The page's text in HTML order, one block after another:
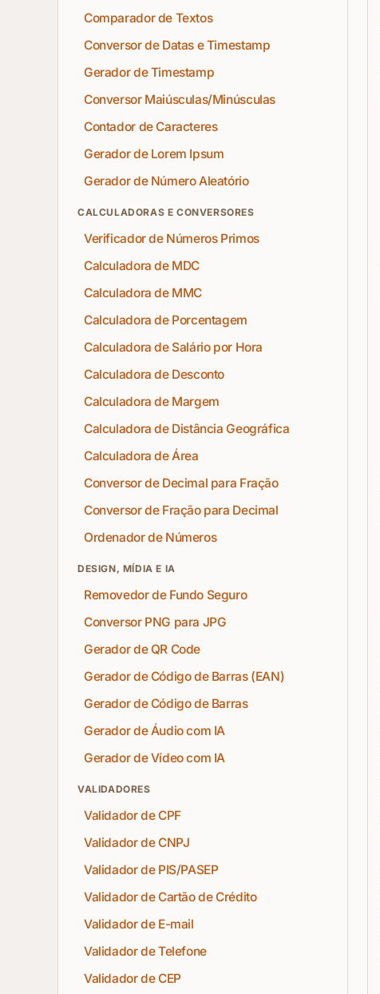
Comparador de Textos
Conversor de Datas e Timestamp
Gerador de Timestamp
Conversor Maiúsculas/Minúsculas
Contador de Caracteres
Gerador de Lorem Ipsum
Gerador de Número Aleatório
CALCULADORAS E CONVERSORES
Verificador de Números Primos
Calculadora de MDC
Calculadora de MMC
Calculadora de Porcentagem
Calculadora de Salário por Hora
Calculadora de Desconto
Calculadora de Margem
Calculadora de Distância Geográfica
Calculadora de Área
Conversor de Decimal para Fração
Conversor de Fração para Decimal
Ordenador de Números
DESIGN, MÍDIA E IA
Removedor de Fundo Seguro
Conversor PNG para JPG
Gerador de QR Code
Gerador de Código de Barras (EAN)
Gerador de Código de Barras
Gerador de Áudio com IA
Gerador de Vídeo com IA
VALIDADORES
Validador de CPF
Validador de CNPJ
Validador de PIS/PASEP
Validador de Cartão de Crédito
Validador de E-mail
Validador de Telefone
Validador de CEP